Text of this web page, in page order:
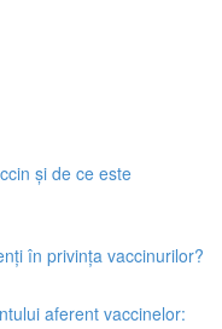
și de ce este
în privința vaccinurilor?
aferent vaccinelor: